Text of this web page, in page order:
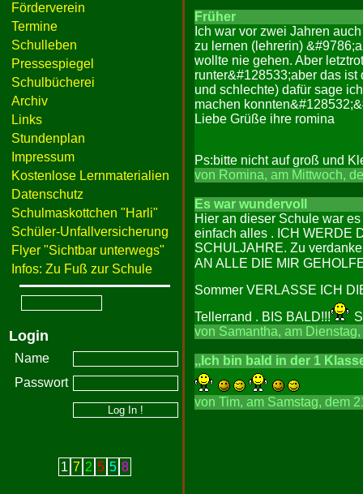
Förderverein
Termine
Schulleben
Pressespiegel
Schulbücherei
Archiv
Links
Stundenplan
Impressum
Kostenlose Lernmaterialien
Datenschutz
Schulmaskottchen "Harli"
Schüler-Unfallversicherung
Flyer "Sichtbar unterwegs"
Infos: Zu Fuß zur Schule
Login
Name
Passwort
1 7 2 5 5 8
Früher
Ich war vor zwei Jahren
zu lernen (lehrerin)
wollte nie gehen. Aber
runter&#128533;aber das
und schlechte) dafür sage
machen
Liebe Grüße ihre romina
Ps:bitte nicht auf groß und
von Romina, am Mittwoch,
Es war wundervoll
Hier an dieser Schule war
einfach alles . ICH WERDE
SCHULJAHRE. Zu
AN ALLE DIE MIR
Sommer VERLASSE ICH
Tellerrand . BIS BALD!!!
von Samantha, am
,,Ich bin bald in der 1
von Tim, am Samstag, dem